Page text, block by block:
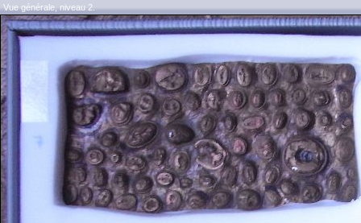
Vue générale, niveau 2.